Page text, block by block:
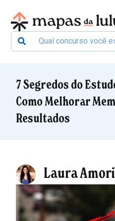
7 Segredos do
Como Melhorar
Resultados
Laura